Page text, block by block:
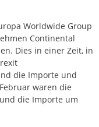
Worldwide Group
Continental
Dies in einer Zeit, in
die Importe und
waren die
die Importe um